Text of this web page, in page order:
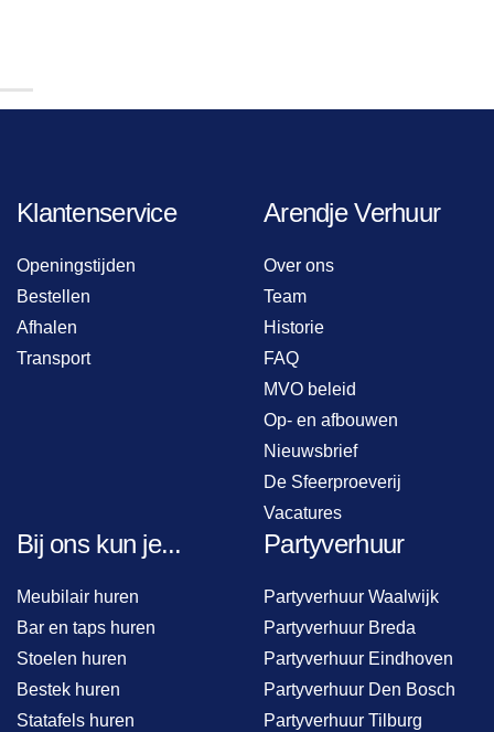
Klantenservice
Openingstijden
Bestellen
Afhalen
Transport
Arendje Verhuur
Over ons
Team
Historie
FAQ
MVO beleid
Op- en afbouwen
Nieuwsbrief
De Sfeerproeverij
Vacatures
Bij ons kun je...
Meubilair huren
Bar en taps huren
Stoelen huren
Bestek huren
Statafels huren
Partyverhuur
Partyverhuur Waalwijk
Partyverhuur Breda
Partyverhuur Eindhoven
Partyverhuur Den Bosch
Partyverhuur Tilburg